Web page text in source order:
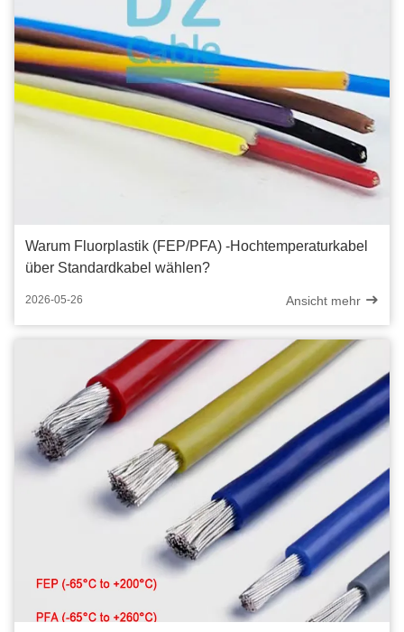
Warum Fluorplastik (FEP/PFA) -Hochtemperaturkabel
über Standardkabel wählen?
2026-05-26 Ansicht mehr